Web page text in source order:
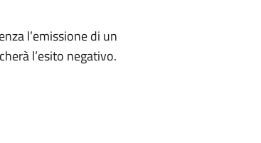
l’emissione di un
l’esito negativo.